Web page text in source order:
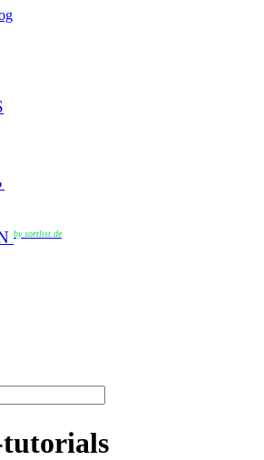
by sortlist.de
tutorials